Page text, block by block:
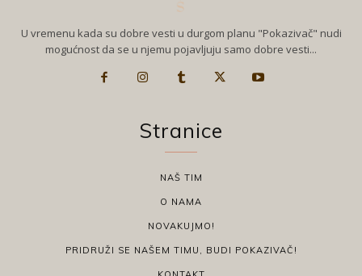
U vremenu kada su dobre vesti u durgom planu "Pokazivač" nudi
mogućnost da se u njemu pojavljuju samo dobre vesti...
Stranice
NAŠ TIM
O NAMA
NOVAKUJMO!
PRIDRUŽI SE NAŠEM TIMU, BUDI POKAZIVAČ!